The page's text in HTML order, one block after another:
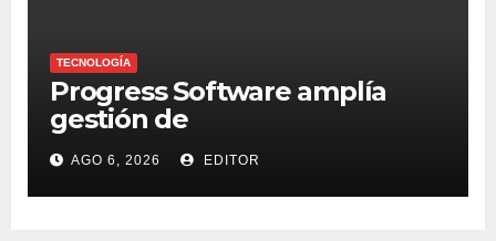
TECNOLOGÍA
Progress Software amplía
gestión de
supercomputadoras de IA
NVIDIA DGX Spark con Chef
AGO 6, 2026 EDITOR